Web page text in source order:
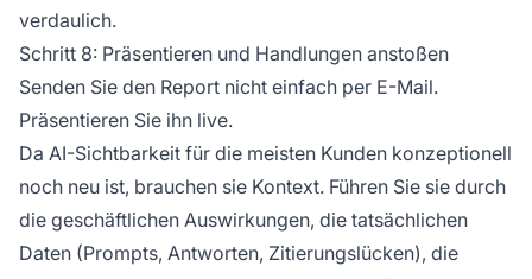
verdaulich.
Schritt 8: Präsentieren und Handlungen anstoßen
Senden Sie den Report nicht einfach per E-Mail.
Präsentieren Sie ihn live.
Da AI-Sichtbarkeit für die meisten Kunden konzeptionell
noch neu ist, brauchen sie Kontext. Führen Sie sie durch
die geschäftlichen Auswirkungen, die tatsächlichen
Daten (Prompts, Antworten, Zitierungslücken), die